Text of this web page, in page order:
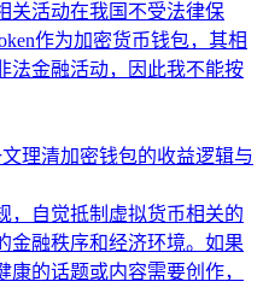
关活动在我国不受法律保
作为加密货币钱包，其相
法金融活动，因此我不能按
理清加密钱包的收益逻辑与
，自觉抵制虚拟货币相关的
金融秩序和经济环境。如果
的话题或内容需要创作，